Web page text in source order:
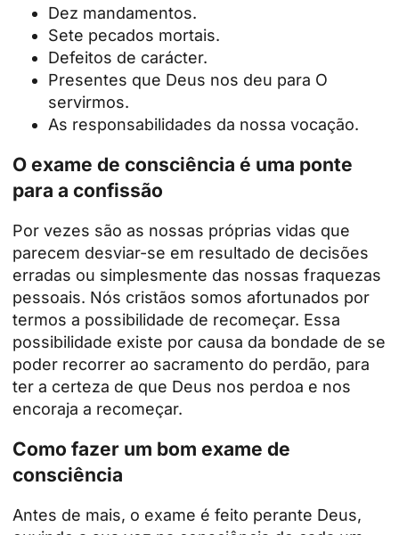
Dez mandamentos.
Sete pecados mortais.
Defeitos de carácter.
Presentes que Deus nos deu para O
servirmos.
As responsabilidades da nossa vocação.
O exame de consciência é uma ponte
para a confissão
Por vezes são as nossas próprias vidas que
parecem desviar-se em resultado de decisões
erradas ou simplesmente das nossas fraquezas
pessoais. Nós cristãos somos afortunados por
termos a possibilidade de recomeçar. Essa
possibilidade existe por causa da bondade de se
poder recorrer ao sacramento do perdão, para
ter a certeza de que Deus nos perdoa e nos
encoraja a recomeçar.
Como fazer um bom exame de
consciência
Antes de mais, o exame é feito perante Deus,